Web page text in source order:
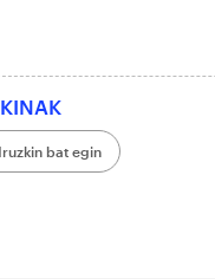
bat egin